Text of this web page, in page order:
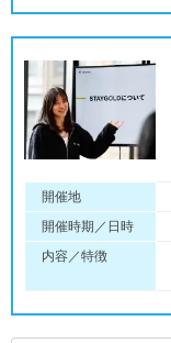
開催地
開催時期／日時
内容／特徴